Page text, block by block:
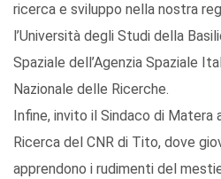
ricerca e sviluppo nella nostra
l’Università degli Studi della
Spaziale dell’Agenzia Spaziale
Nazionale delle Ricerche.
Infine, invito il Sindaco di Matera
Ricerca del CNR di Tito, dove
apprendono i rudimenti del